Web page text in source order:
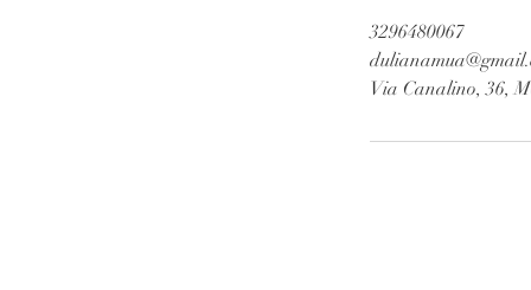
3296480067
Via Canalino, 36,